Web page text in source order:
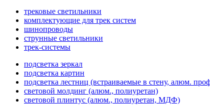
трековые светильники
комплектующие для трек систем
шинопроводы
струнные светильники
трек-системы
подсветка зеркал
подсветка картин
подсветка лестниц (встраиваемые в стену, алюм.
световой молдинг (алюм., полиуретан)
световой плинтус (алюм., полиуретан, МДФ)